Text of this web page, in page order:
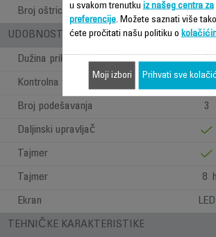
Broj oštrica 3
UDOBNOST PRI UPOTREBI
Dužina priključnog kabla 1.8
Kontrolna tabla
Broj podešavanja 3
Daljinski upravljač
Tajmer
Tajmer 8 h
Ekran LED
TEHNIČKE KARAKTERISTIKE
u svakom trenutku iz našeg centra za
preferencije. Možete saznati više
ćete pročitati našu politiku o
Moji izbori Prihvati sve